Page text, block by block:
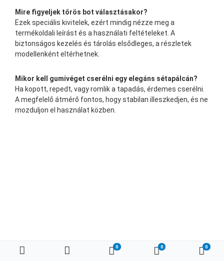
Kedvenc termékeim
0 Összehasonlítás
0 Kosár
0
Mire figyeljek tőrös bot választásakor?
Ezek speciális kivitelek, ezért mindig nézze meg a
termékoldali leírást és a használati feltételeket. A
biztonságos kezelés és tárolás elsődleges, a részletek
modellenként eltérhetnek.
Mikor kell gumivéget cserélni egy elegáns sétapálcán?
Ha kopott, repedt, vagy romlik a tapadás, érdemes cserélni.
A megfelelő átmérő fontos, hogy stabilan illeszkedjen, és ne
mozduljon el használat közben.